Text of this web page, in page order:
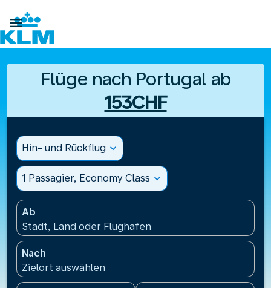

Flüge nach Portugal ab
153CHF
Hin- und Rückflug expand_more
1 Passagier, Economy Class expand_more
Ab
Stadt, Land oder Flughafen
Nach
Zielort auswählen